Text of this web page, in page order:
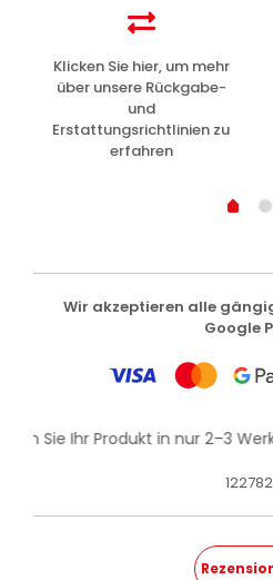
Klicken Sie hier, um mehr
über unsere Rückgabe-
und
Erstattungsrichtlinien zu
erfahren
Wir akzeptieren alle
Google
Sie Ihr Produkt in nur 2–3
122782